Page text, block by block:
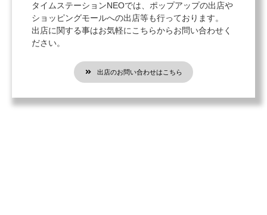
タイムステーションNEOでは、ポップアップの出店や
ショッピングモールへの出店等も行っております。
出店に関する事はお気軽にこちらからお問い合わせく
ださい。
出店のお問い合わせはこちら